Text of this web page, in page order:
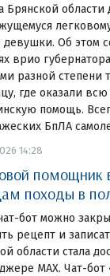
Брянской
девушки. Об этом
врио
разной степени
где оказали
помощь.
БпЛА
14:28
помощник
походы в
бот можно
рецепт и
области стала
MAX. Чат-